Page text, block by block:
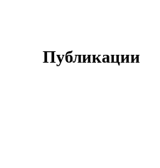
Публикации